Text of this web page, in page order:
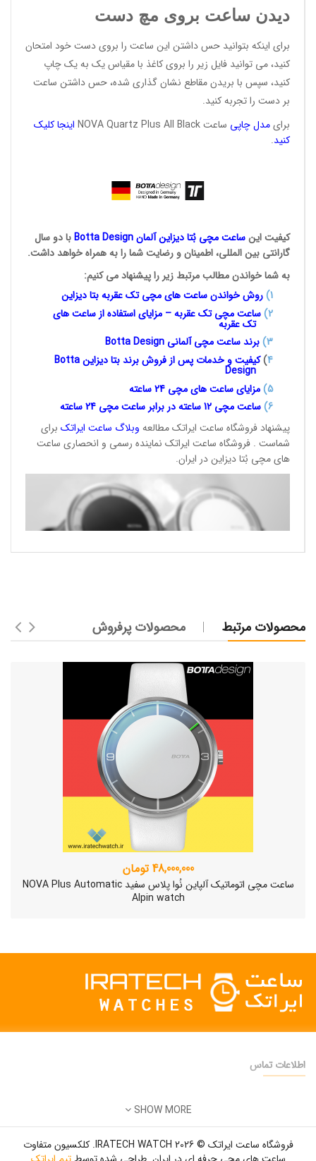
دیدن ساعت بروی مچ دست
برای اینکه بتوانید حس داشتن این ساعت را بروی دست خود امتحان
کنید، می توانید فایل زیر را بروی کاغذ با مقیاس یک به یک چاپ
کنید، سپس با بریدن مقاطع نشان گذاری شده، حس داشتن ساعت
بر دست را تجربه کنید.
برایمدلچاپی ساعت NOVA Quartz Plus All Black اینجاکلیک
کنید.
کیفیت اینساعت مچی بُتادیزاین آلمانBotta Designبا دو سال
گارانتی بین المللی، اطمینان و رضایت شما را به همراه خواهد داشت.
به شما خواندن مطالب مرتبط زیر را پیشنهاد می کنیم:
1
)روش خواندن ساعت های مچی تکعقربه بتا دیزاین
2) ساعت مچی تک عقربه – مزایای استفاده از ساعت های
تک عقربه
3
)برند ساعت مچی آلمانی Botta Design
4
)کیفیت و خدمات پس از فروش برند بتا دیزاینBotta
Design
5) مزایای ساعت های مچی 24
ساعته
6) ساعت مچی 12 ساعته در برابر ساعت
مچی 24 ساعته
پیشنهاد فروشگاه ساعت ایراتک مطالعه وبلاگ ساعت ایراتک برای
شماست . فروشگاه ساعت ایراتک نماینده رسمی و انحصاری ساعت
های مچی بُتا دیزاین در ایران.
محصولات مرتبط محصولات پرفروش
48,000,000 تومان
ساعت مچی اتوماتیک آلپاین نُوا پلاس سفید NOVA Plus Automatic
Alpin watch
ساعت مچی سوئیسی SLOW "AM/PM" – 01..
12,500,000 تومان
اطلاعات تماس
ایمیل:
SHOW MORE
فروشگاه ساعت ایراتک © 2026 IRATECH WATCH. کلکسیون متفاوت